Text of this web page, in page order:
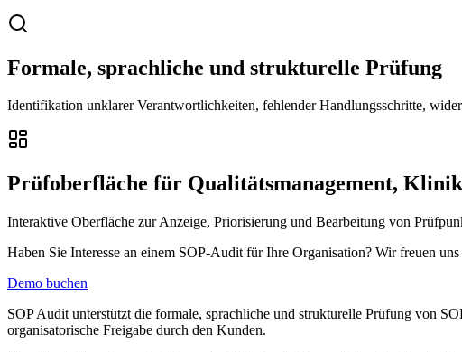
Formale, sprachliche und strukturelle Prüfung
Identifikation unklarer Verantwortlichkeiten, fehlender Handlungsschritte,
Prüfoberfläche für Qualitätsmanagement,
Interaktive Oberfläche zur Anzeige, Priorisierung und Bearbeitung von
Haben Sie Interesse an einem SOP-Audit für Ihre Organisation? Wir freuen
Demo buchen
SOP Audit unterstützt die formale, sprachliche und strukturelle Prüfung von
organisatorische Freigabe durch den Kunden.